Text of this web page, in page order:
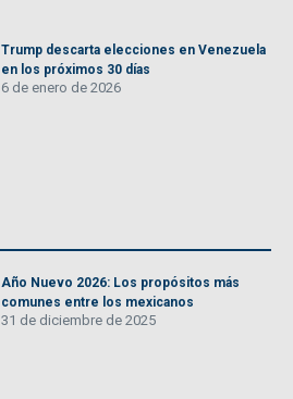
Trump descarta elecciones en Venezuela
en los próximos 30 días
6 de enero de 2026
Año Nuevo 2026: Los propósitos más
comunes entre los mexicanos
31 de diciembre de 2025